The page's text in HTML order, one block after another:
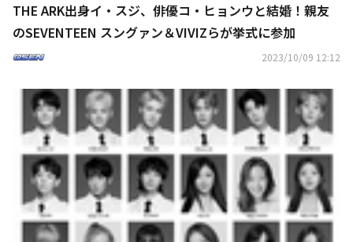
THE ARK出身イ・スジ、俳優コ・ヒョンウと結婚！親友
のSEVENTEEN スングァン＆VIVIZらが挙式に参加
2023/10/09 12:12